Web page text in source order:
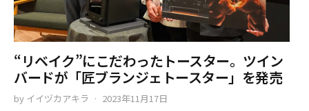
“リベイク”にこだわったトースター。ツイン
バードが「匠ブランジェトースター」を発売
by イイヅカアキラ 2023年11月17日